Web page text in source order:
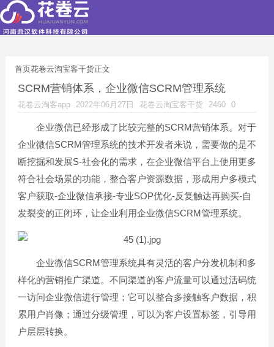
首页花卷云淘宝客干货正文
SCRM营销体系，企业微信SCRM管理系统
花卷云淘客app 2022年06月27日 花卷云淘宝客干货 2460 0
企业微信已经形成了比较完整的SCRM营销体系。对于
企业微信SCRM管理系统的技术开发者来说，需要做的是不
断挖掘和发展S-社会化的需求，在企业微信平台上使用更多
符合社会场景的功能，整合客户资源数据，形成用户多模式
客户获取-企业微信承接-专业SOP优化-反复触达再购买-自
发裂变的正闭环，让企业利用企业微信SCRM管理系统。
企业微信SCRM管理系统具有灵活的客户分发机制和多
样化的营销推广渠道。不同渠道的客户流量可以通过活码统
一访问企业微信进行管理；它可以整合多接触客户数据，积
累用户肖像；通过分级管理，可以为客户设置标签，引导用
户层层转换。